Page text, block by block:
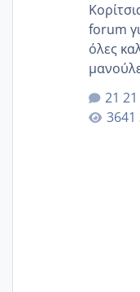
forum
όλες
αυτές
γερα
🙏🏼🙏🏼 Ας πάμε λοιπόν στο